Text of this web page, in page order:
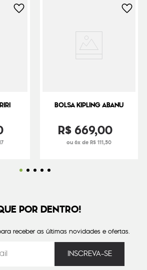
BOLSA KIPLING ABANU
R$669,00
ou 6x de R$ 111,50
POR DENTRO!
receber as últimas novidades e ofertas.